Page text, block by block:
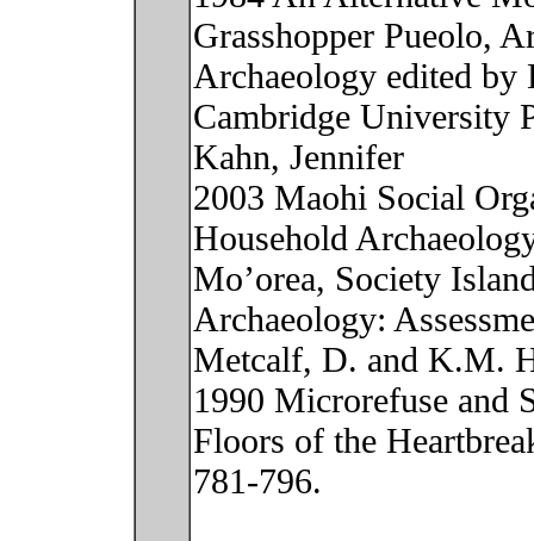
Grasshopper Pueolo,
Archaeology edited by
Cambridge University
Kahn, Jennifer
2003 Maohi Social
Household
Mo’orea, Society
Archaeology:
Metcalf, D. and K.M.
1990 Microrefuse and
Floors of the
781-796.